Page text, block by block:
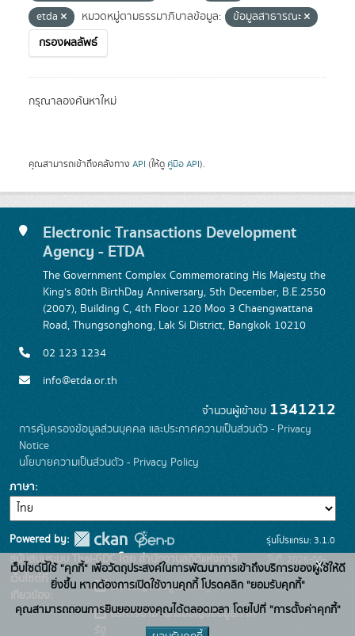
etda
หมวดหมู่ตามธรรมาภิบาลข้อมูล:
ข้อมูลสาธารณะ
กรองผลลัพธ์
กรุณาลองค้นหาใหม่
คุณสามารถเข้าถึงคลังทาง API (ให้ดู คู่มือ API).
Electronic Transactions Development
Agency - ETDA
The Government Complex Commemorating His Majesty the
King's 80th BirthDay Anniversary, 5th December, B.E.2550
(2007), Building C, 4th Floor 120 Moo 3 Chaengwattana
Road, Thungsonghong, Lak Si District, Bangkok 10210
02 123 1234
info@etda.or.th
จำนวนผู้เข้าชม 1341212
การคุ้มครองข้อมูลส่วนบุคคล และประกาศความเป็นส่วนตัว - Privacy
Notice
นโยบายความเป็นส่วนตัว - Privacy Policy
ภาษา
Powered by:
สนับสนุนระบบ Thai-GDC โดย สำนักงานสถิติแห่งชาติ
เว็บไซต์ที่
เกี่ยวข้อง:
ระบบบัญชีข้อมูลภาครัฐ
บริการนามานุกรมบัญชีข้อมูลภาค
รุ่นโปรแกรม: 3.1.0
วันที่: 2026-06-
22
เว็บไซต์นี้ใช้ "คุกกี้" เพื่อวัตถุประสงค์ในการพัฒนาการเข้าถึงบริการของผู้ใช้ให้ดี
ยิ่งขึ้น หากต้องการเปิดใช้งานคุกกี้ โปรดคลิก "ยอมรับคุกกี้"
คุณสามารถถอนการยินยอมของคุณได้ตลอดเวลา โดยไปที่ "การตั้งค่าคุกกี้"
x